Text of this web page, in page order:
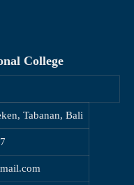
College
Tabanan, Bali